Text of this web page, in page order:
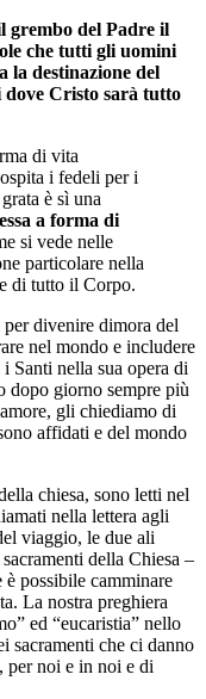
grembo del Padre il
che tutti gli uomini
la destinazione del
dove Cristo sarà tutto
di vita
i fedeli per i
è sì una
a forma di
si vede nelle
particolare nella
di tutto il Corpo.
divenire dimora del
nel mondo e includere
Santi nella sua opera di
dopo giorno sempre più
gli chiediamo di
affidati e del mondo
chiesa, sono letti nel
nella lettera agli
viaggio, le due ali
della Chiesa –
è possibile camminare
La nostra preghiera
ed “eucaristia” nello
sacramenti che ci danno
per noi e in noi e di